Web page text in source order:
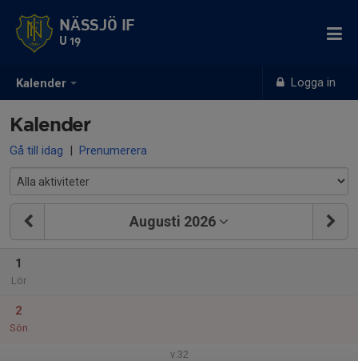
Kalender Logga in
NÄSSJÖ IF
U 19
Kalender
Gå till idag | Prenumerera
Augusti 2026
1
Lör
2
Sön
v.32